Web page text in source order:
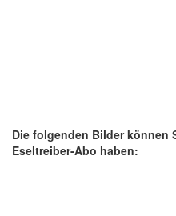
Die folgenden Bilder können
Eseltreiber-Abo haben: